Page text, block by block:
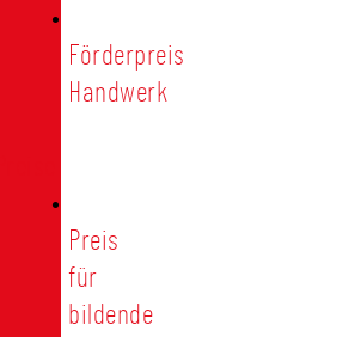
Förderpreis
Handwerk
Preis
für
bildende